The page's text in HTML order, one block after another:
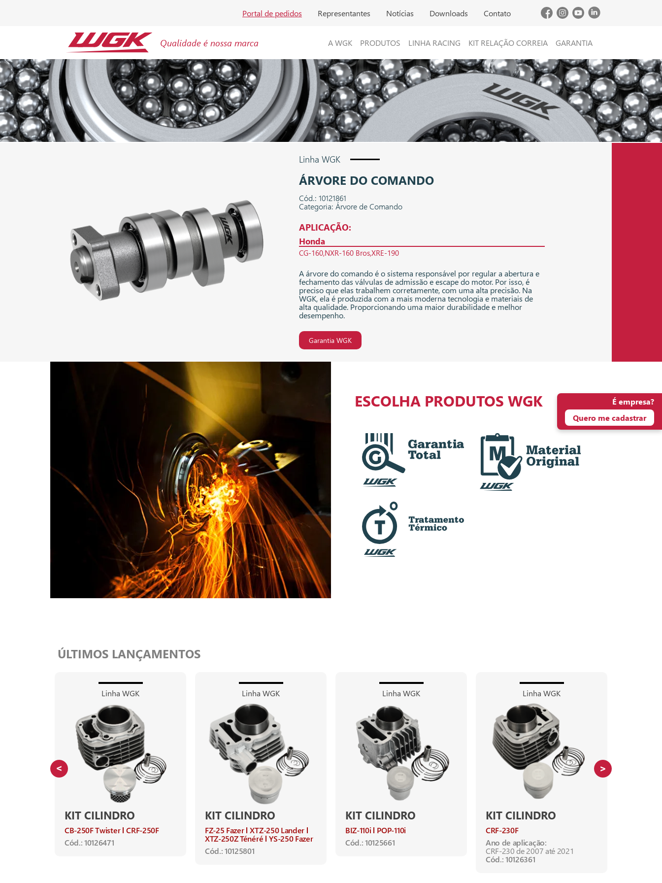
Portal de pedidos Representantes Notícias Downloads Contato
Qualidade é nossa marca A WGK PRODUTOS LINHA RACING KIT RELAÇÃO CORREIA GARANTIA
Linha WGK
ÁRVORE DO COMANDO
Cód.: 10121861
Categoria: Árvore de Comando
APLICAÇÃO:
Honda
CG-160 NXR-160 BrosXRE-190
A árvore do comando é o sistema responsável por regular a abertura e
fechamento das válvulas de admissão e escape do motor. Por isso, é
preciso que elas trabalhem corretamente, com uma alta precisão. Na
WGK, ela é produzida com a mais moderna tecnologia e materiais de
alta qualidade. Proporcionando uma maior durabilidade e melhor
desempenho.
Garantia WGK
ESCOLHA PRODUTOS WGK
ÚLTIMOS LANÇAMENTOS
Linha WGK
KIT CILINDRO
CB-250F Twister CRF-250F
Cód.: 10126471
Linha WGK
KIT CILINDRO
FZ-25 Fazer XTZ-250 Lander
XTZ-250Z Ténéré YS-250 Fazer
Cód.: 10125801
Linha WGK
KIT CILINDRO
BIZ-110i
POP-110i
Cód.: 10125661
Linha WGK
KIT CILINDRO
CRF-230F
Ano de aplicação:
CRF-230 de 2007 até 2021
Cód.: 10126361
É empresa?
Quero me cadastrar